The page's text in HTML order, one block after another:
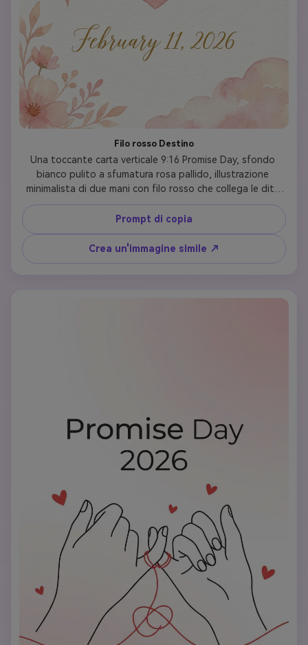
Filo rosso Destino
Una toccante carta verticale 9:16 Promise Day, sfondo
bianco pulito a sfumatura rosa pallido, illustrazione
minimalista di due mani con filo rosso che collega le dita
rosa al centro, "Promise Day 2026" in carattere moderno
in alto, piccoli accenti a cuore, semplice e significativo,
design simbolico, dimensione della storia dei social media
Prompt di copia
Crea un'immagine simile ↗